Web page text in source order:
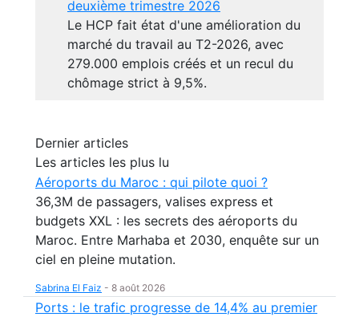
deuxième trimestre 2026
Le HCP fait état d'une amélioration du
marché du travail au T2-2026, avec
279.000 emplois créés et un recul du
chômage strict à 9,5%.
Dernier articles
Les articles les plus lu
Aéroports du Maroc : qui pilote quoi ?
36,3M de passagers, valises express et
budgets XXL : les secrets des aéroports du
Maroc. Entre Marhaba et 2030, enquête sur un
ciel en pleine mutation.
Sabrina El Faiz - 8 août 2026
Ports : le trafic progresse de 14,4% au premier